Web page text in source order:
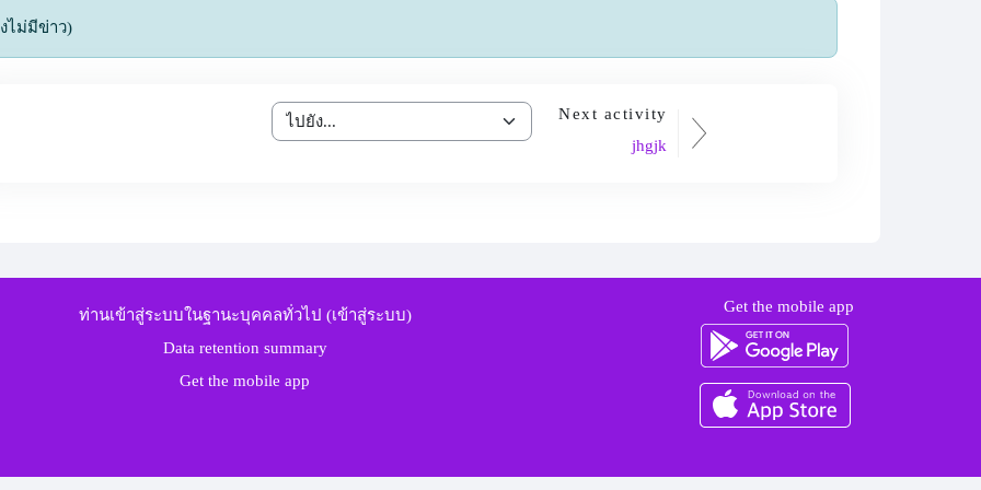
ไม่มีข่าว)
ไปยัง...
Next activity
jhgjk
ท่านเข้าสู่ระบบในฐานะบุคคลทั่วไป (เข้าสู่ระบบ)
Data retention summary
Get the mobile app
Get the mobile app